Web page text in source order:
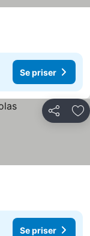
Se priser
Dela
Se priser